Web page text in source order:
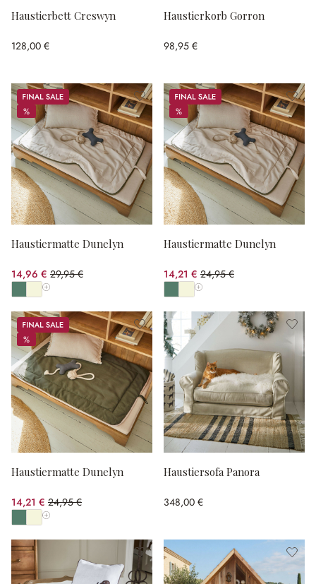
Haustierbett Creswyn
128,00 €
Haustierkorb Gorron
98,95 €
Sale
%
%
Haustiermatte Dunelyn
14,96 € 29,95 €
(50.05% gespart)
Alle Farben anzeigen
Sale
%
%
Haustiermatte Dunelyn
14,21 € 24,95 €
(43.05% gespart)
Alle Farben anzeigen
Sale
%
%
Haustiermatte Dunelyn
14,21 € 24,95 €
(43.05% gespart)
Alle Farben anzeigen
Haustiersofa Panora
348,00 €